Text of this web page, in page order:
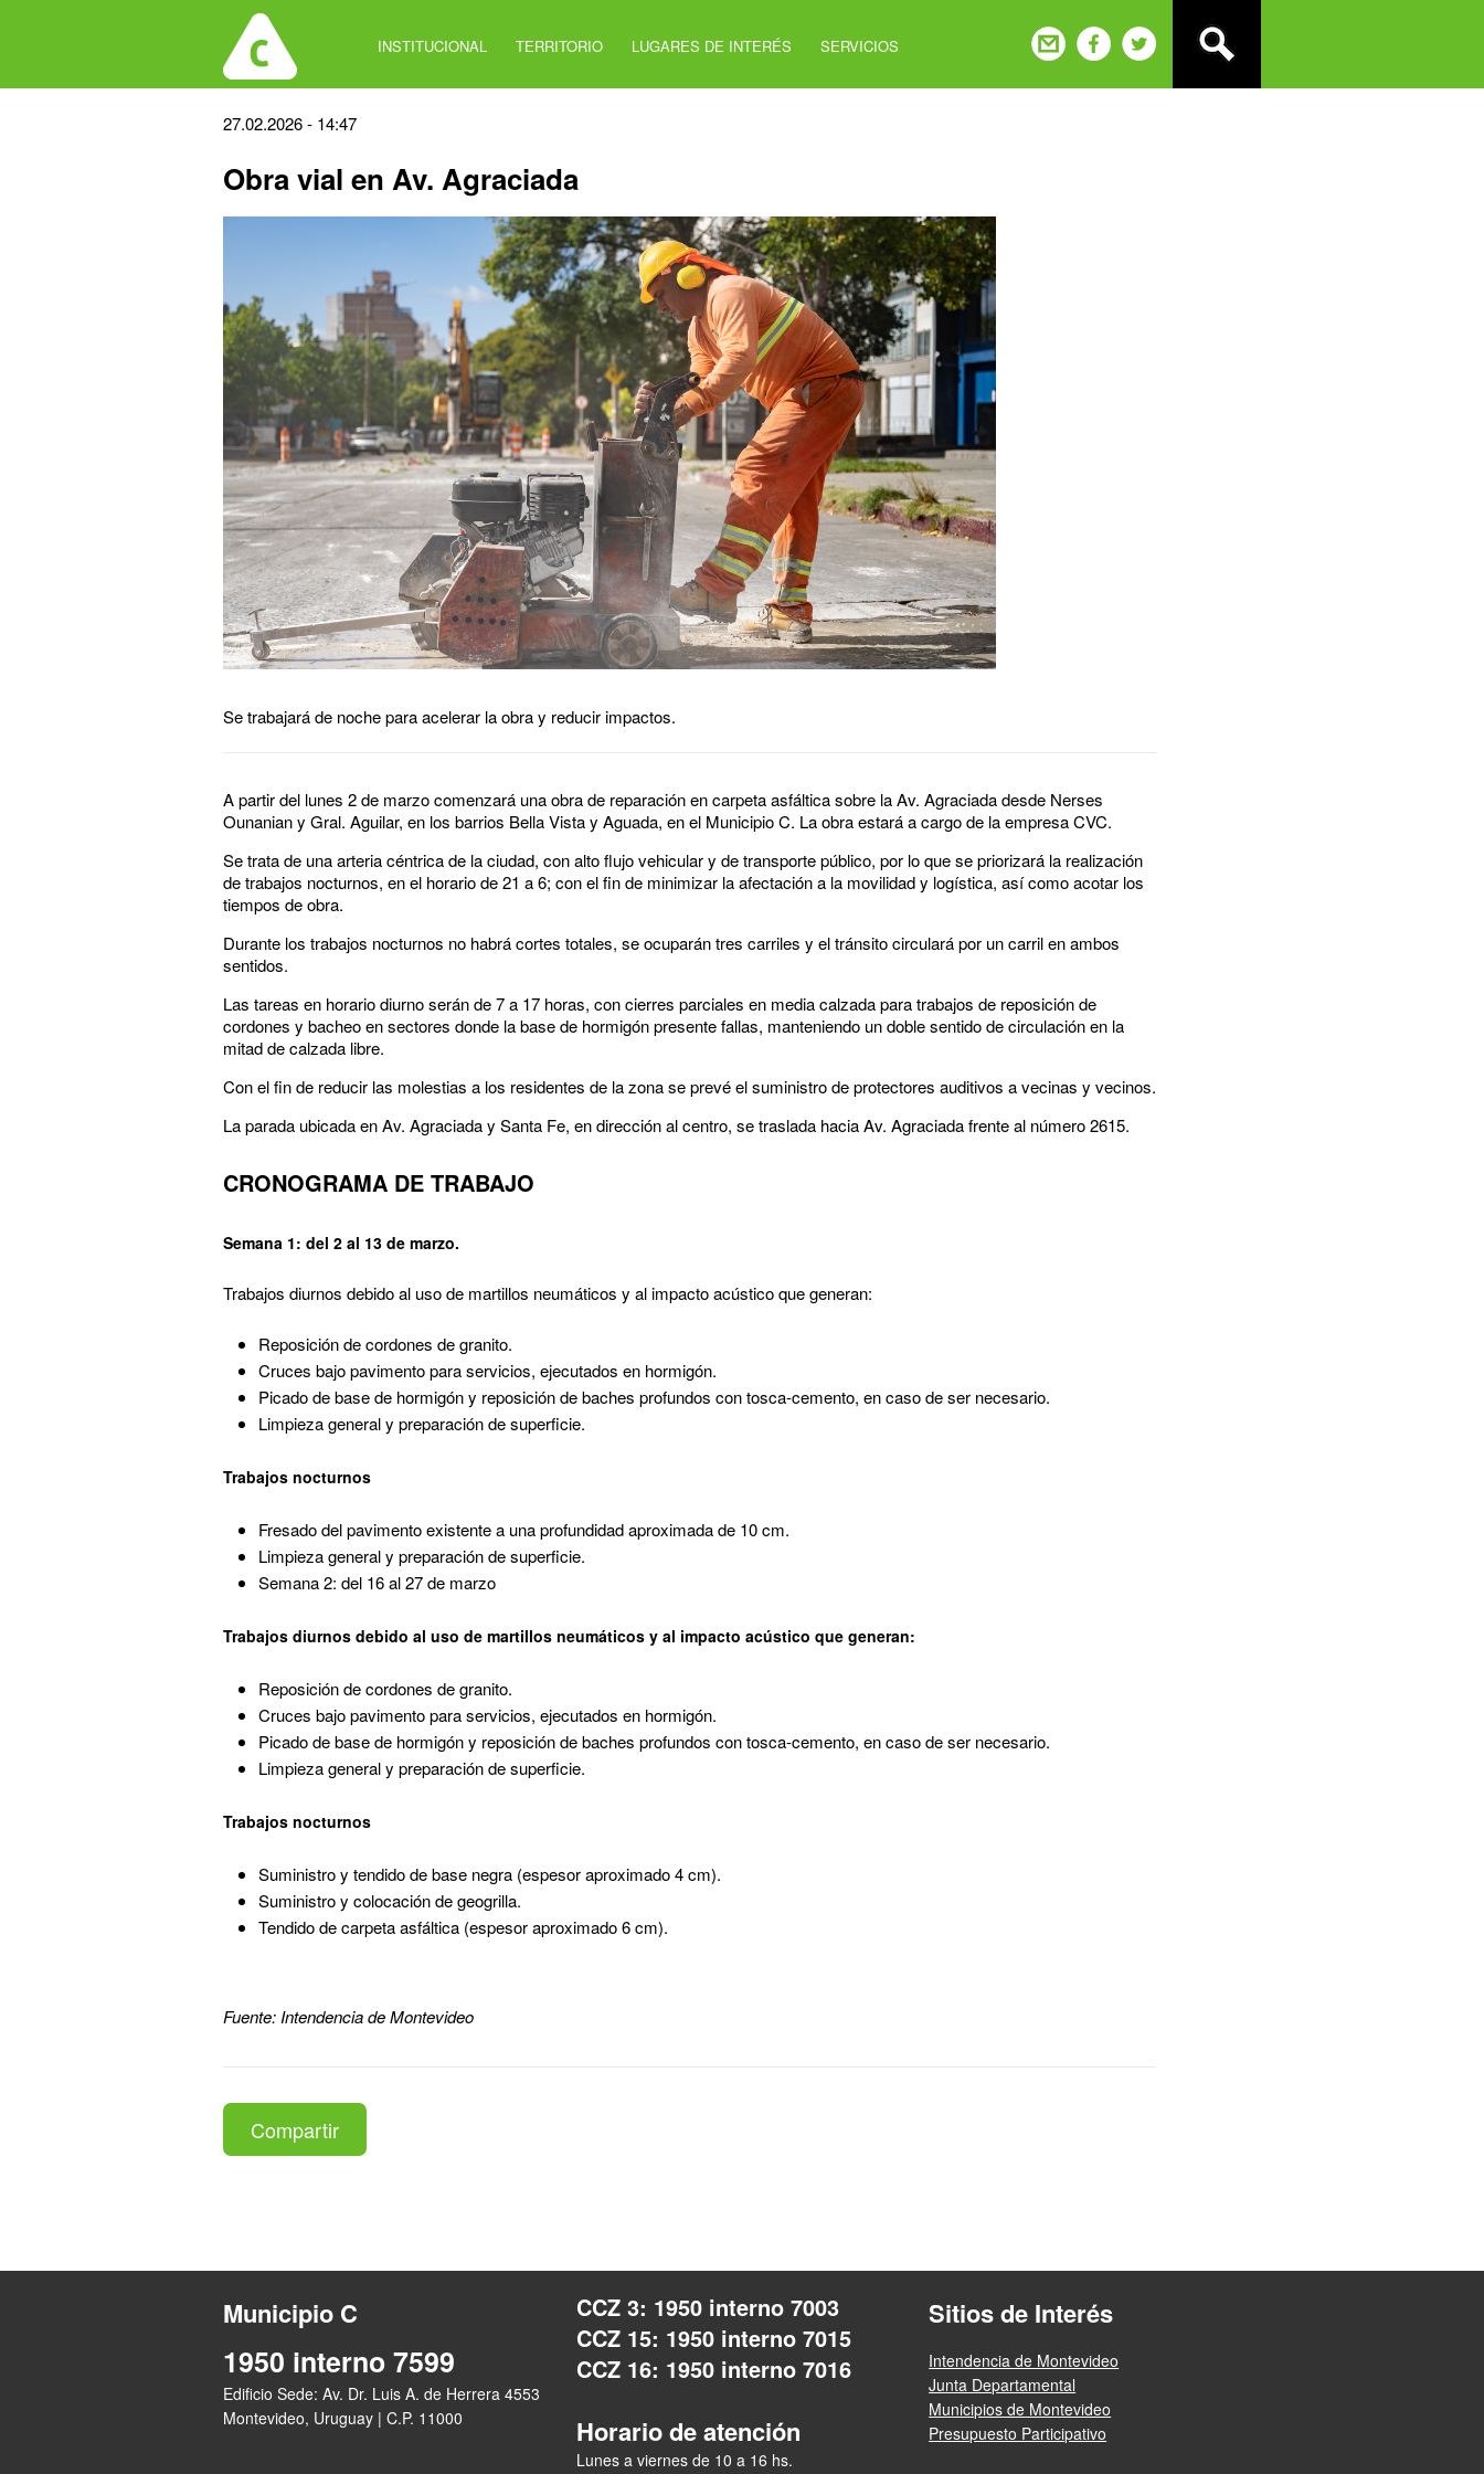
INSTITUCIONAL TERRITORIO LUGARES DE INTERÉS SERVICIOS
Back
top
27.02.2026 - 14:47
Obra vial en Av. Agraciada
Se trabajará de noche para acelerar la obra y reducir impactos.
A partir del lunes 2 de marzo comenzará una obra de reparación en carpeta asfáltica sobre la Av. Agraciada desde Nerses
Ounanian y Gral. Aguilar, en los barrios Bella Vista y Aguada, en el Municipio C. La obra estará a cargo de la empresa CVC.
Se trata de una arteria céntrica de la ciudad, con alto flujo vehicular y de transporte público, por lo que se priorizará la realización
de trabajos nocturnos, en el horario de 21 a 6; con el fin de minimizar la afectación a la movilidad y logística, así como acotar los
tiempos de obra.
Durante los trabajos nocturnos no habrá cortes totales, se ocuparán tres carriles y el tránsito circulará por un carril en ambos
sentidos.
Las tareas en horario diurno serán de 7 a 17 horas, con cierres parciales en media calzada para trabajos de reposición de
cordones y bacheo en sectores donde la base de hormigón presente fallas, manteniendo un doble sentido de circulación en la
mitad de calzada libre.
Con el fin de reducir las molestias a los residentes de la zona se prevé el suministro de protectores auditivos a vecinas y vecinos.
La parada ubicada en Av. Agraciada y Santa Fe, en dirección al centro, se traslada hacia Av. Agraciada frente al número 2615.
CRONOGRAMA DE TRABAJO
Semana 1: del 2 al 13 de marzo.
Trabajos diurnos debido al uso de martillos neumáticos y al impacto acústico que generan:
Reposición de cordones de granito.
Cruces bajo pavimento para servicios, ejecutados en hormigón.
Picado de base de hormigón y reposición de baches profundos con tosca-cemento, en caso de ser necesario.
Limpieza general y preparación de superficie.
Trabajos nocturnos
Fresado del pavimento existente a una profundidad aproximada de 10 cm.
Limpieza general y preparación de superficie.
Semana 2: del 16 al 27 de marzo
Trabajos diurnos debido al uso de martillos neumáticos y al impacto acústico que generan:
Reposición de cordones de granito.
Cruces bajo pavimento para servicios, ejecutados en hormigón.
Picado de base de hormigón y reposición de baches profundos con tosca-cemento, en caso de ser necesario.
Limpieza general y preparación de superficie.
Trabajos nocturnos
Suministro y tendido de base negra (espesor aproximado 4 cm).
Suministro y colocación de geogrilla.
Tendido de carpeta asfáltica (espesor aproximado 6 cm).
Fuente: Intendencia de Montevideo
Compartir
Municipio C
1950 interno 7599
Edificio Sede: Av. Dr. Luis A. de Herrera 4553
Montevideo, Uruguay | C.P. 11000
CCZ 3: 1950 interno 7003
CCZ 15: 1950 interno 7015
CCZ 16: 1950 interno 7016
Horario de atención
Lunes a viernes de 10 a 16 hs.
Sitios de Interés
Intendencia de Montevideo
Junta Departamental
Municipios de Montevideo
Presupuesto Participativo